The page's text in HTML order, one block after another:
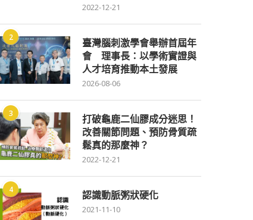
2022-12-21
2
臺灣腦刺激學會舉辦首屆年
會 理事長：以學術實證與
人才培育推動本土發展
2026-08-06
3
打破龜鹿二仙膠成分迷思！
改善關節問題、預防骨質疏
鬆真的那麼神？
2022-12-21
4 認識動脈粥狀硬化
2021-11-10